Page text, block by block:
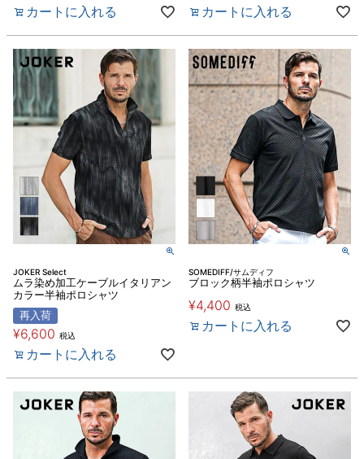
カートに入れる カートに入れる
JOKER Select
ムラ染め加工ケーブルイタリアン
カラー半袖ポロシャツ
再入荷
¥6,600 税込
カートに入れる
SOMEDIFF/サムディフ
ブロック柄半袖ポロシャツ
¥4,400 税込
カートに入れる